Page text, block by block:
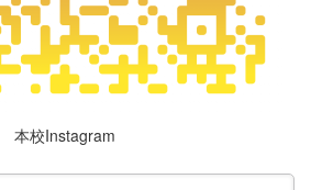
本校Instagram